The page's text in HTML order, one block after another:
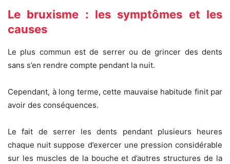
Le bruxisme : les symptômes et les
causes
Le plus commun est de serrer ou de grincer des dents
sans s’en rendre compte pendant la nuit.
Cependant, à long terme, cette mauvaise habitude finit par
avoir des conséquences.
Le fait de serrer les dents pendant plusieurs heures
chaque nuit suppose d’exercer une pression considérable
sur les muscles de la bouche et d’autres structures de la